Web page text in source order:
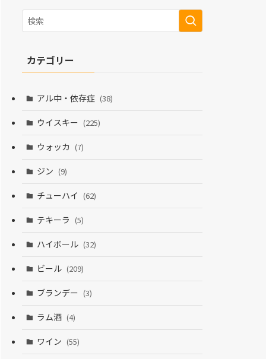
カテゴリー
アル中・依存症 (38)
ウイスキー (225)
ウォッカ (7)
ジン (9)
チューハイ (62)
テキーラ (5)
ハイボール (32)
ビール (209)
ブランデー (3)
ラム酒 (4)
ワイン (55)